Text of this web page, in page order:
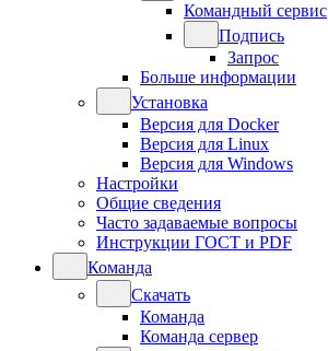
Командный сервис
Подпись
Запрос
Больше информации
Установка
Версия для Docker
Версия для Linux
Версия для Windows
Настройки
Общие сведения
Часто задаваемые вопросы
Инструкции ГОСТ и PDF
Команда
Скачать
Команда
Команда сервер